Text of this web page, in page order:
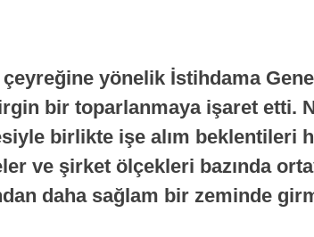
çeyreğine yönelik İstihdama
bir toparlanmaya işaret etti.
birlikte işe alım beklentileri
ve şirket ölçekleri bazında
daha sağlam bir zeminde